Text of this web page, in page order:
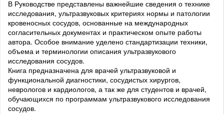
В Руководстве представлены важнейшие сведения о технике
исследования, ультразвуковых критериях нормы и патологии
кровеносных сосудов, основанные на международных
согласительных документах и практическом опыте работы
автора. Особое внимание уделено стандартизации техники,
объема и терминологии описания ультразвукового
исследования сосудов.
Книга предназначена для врачей ультразвуковой и
функциональной диагностики, сосудистых хирургов,
неврологов и кардиологов, а так же для студентов и врачей,
обучающихся по программам ультразвукового исследования
сосудов.